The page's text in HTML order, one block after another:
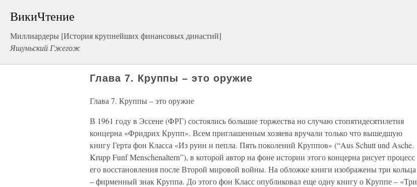
ВикиЧтение
Миллиардеры [История крупнейших финансовых династий]
Яшуньский Гжегож
Глава 7. Круппы – это оружие
Глава 7. Круппы – это оружие
В 1961 году в Эссене (ФРГ) состоялись большие торжества но случаю стопятидесятилетия
концерна «Фридрих Крупп». Всем приглашенным хозяева вручали только что вышедшую
книгу Герта фон Класса «Из руин и пепла. Пять поколений Круппов» (“Aus Schutt und Asche.
Krupp Funf Menschenaltern”), в которой автор на фоне истории этого концерна рисует процесс
его восстановления после Второй мировой войны. На обложке книги изображены три кольца
– фирменный знак Круппа. До этого фон Класс опубликовал еще одну книгу о Круппе – «Три